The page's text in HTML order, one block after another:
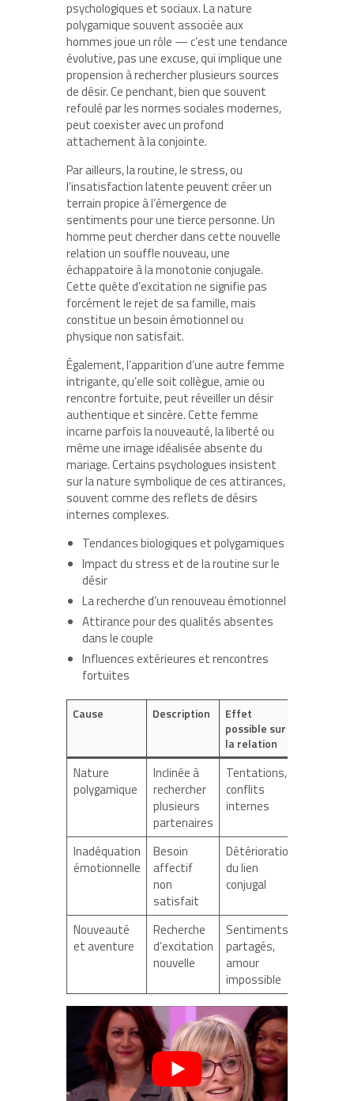
psychologiques et sociaux. La nature
polygamique souvent associée aux
hommes joue un rôle — c’est une tendance
évolutive, pas une excuse, qui implique une
propension à rechercher plusieurs sources
de désir. Ce penchant, bien que souvent
refoulé par les normes sociales modernes,
peut coexister avec un profond
attachement à la conjointe.
Par ailleurs, la routine, le stress, ou
l’insatisfaction latente peuvent créer un
terrain propice à l’émergence de
sentiments pour une tierce personne. Un
homme peut chercher dans cette nouvelle
relation un souffle nouveau, une
échappatoire à la monotonie conjugale.
Cette quête d’excitation ne signifie pas
forcément le rejet de sa famille, mais
constitue un besoin émotionnel ou
physique non satisfait.
Également, l’apparition d’une autre femme
intrigante, qu’elle soit collègue, amie ou
rencontre fortuite, peut réveiller un désir
authentique et sincère. Cette femme
incarne parfois la nouveauté, la liberté ou
même une image idéalisée absente du
mariage. Certains psychologues insistent
sur la nature symbolique de ces attirances,
souvent comme des reflets de désirs
internes complexes.
Tendances biologiques et polygamiques
Impact du stress et de la routine sur le
désir
La recherche d’un renouveau émotionnel
Attirance pour des qualités absentes
dans le couple
Influences extérieures et rencontres
fortuites
Cause Description
Effet
possible sur
la relation
Nature
polygamique
Inclinée à
rechercher
plusieurs
partenaires
Tentations,
conflits
internes
Inadéquation
émotionnelle
Besoin
affectif
non
satisfait
Détérioration
du lien
conjugal
Nouveauté
et aventure
Recherche
d’excitation
nouvelle
Sentiments
partagés,
amour
impossible